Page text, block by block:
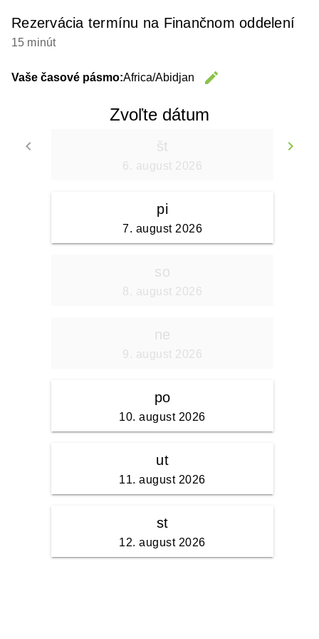
Rezervácia termínu na Finančnom oddelení
15 minút
Vaše časové pásmo:Africa/Abidjan
edit
Zvoľte dátum
keyboard_arrow_left
Go back
keyboard_arrow_right
št
6. august 2026
pi
7. august 2026
so
8. august 2026
ne
9. august 2026
po
10. august 2026
ut
11. august 2026
st
12. august 2026